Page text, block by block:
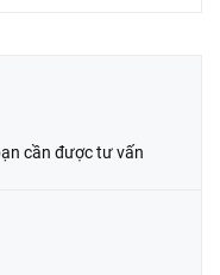
cần được tư vấn